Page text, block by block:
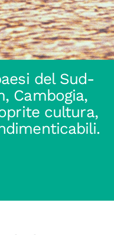
del Sud-
Cambogia,
cultura,